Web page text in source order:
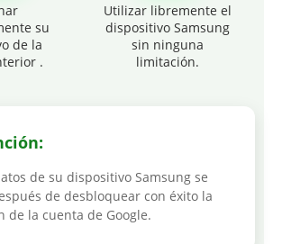
su
de la
.
Utilizar libremente el
dispositivo Samsung
sin ninguna
limitación.
de su dispositivo Samsung se
de desbloquear con éxito la
de la cuenta de Google.